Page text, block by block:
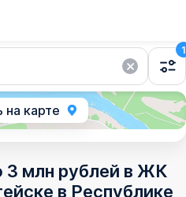
1
карте
3 млн рублей в ЖК
в Республике